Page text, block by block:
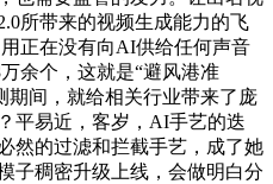
所带来的视频生成能力的飞
正在没有向AI供给任何声音
余个，这就是“避风港准
期间，就给相关行业带来了庞
平易近，客岁，AI手艺的迭
然的过滤和拦截手艺，成了她
子稠密升级上线，会做明白分